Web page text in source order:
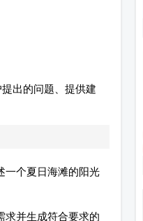
出的问题、提供建
一个夏日海滩的阳光
求并生成符合要求的